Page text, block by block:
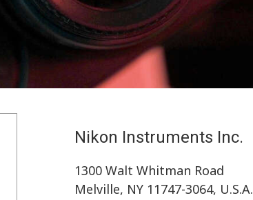
Nikon Instruments Inc.
1300 Walt Whitman Road
Melville, NY 11747-3064, U.S.A.